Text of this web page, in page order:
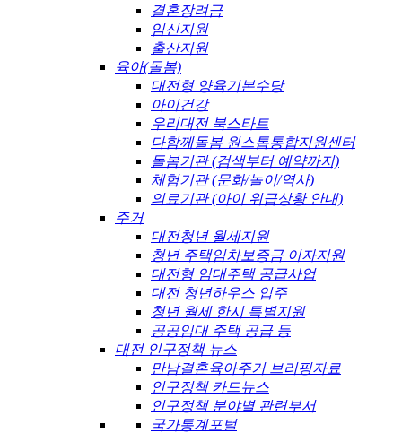
결혼장려금
임신지원
출산지원
육아(돌봄)
대전형 양육기본수당
아이건강
우리대전 북스타트
다함께돌봄 원스톱통합지원센터
돌봄기관 (검색부터 예약까지)
체험기관 (문화/놀이/역사)
의료기관 (아이 위급상황 안내)
주거
대전청년 월세지원
청년 주택임차보증금 이자지원
대전형 임대주택 공급사업
대전 청년하우스 입주
청년 월세 한시 특별지원
공공임대 주택 공급 등
대전 인구정책 뉴스
만남결혼육아주거 브리핑자료
인구정책 카드뉴스
인구정책 분야별 관련부서
국가통계포털